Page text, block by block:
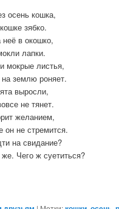
осень кошка,
зябко.
неё в окошко,
лапки.
мокрые листья,
землю роняет.
выросли,
не тянет.
желанием,
он не стремится.
на свидание?
Чего ж суетиться?